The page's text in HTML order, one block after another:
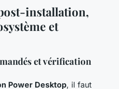
installation,
et
et vérification
Power Desktop, il faut